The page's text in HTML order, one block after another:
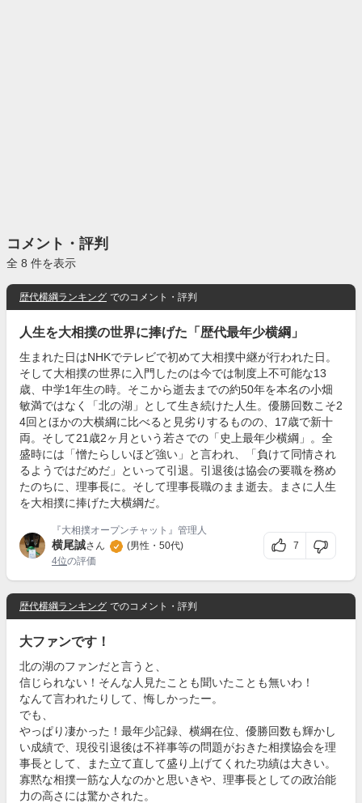
コメント・評判
全 8 件を表示
歴代横綱ランキング でのコメント・評判
人生を大相撲の世界に捧げた「歴代最年少横綱」
生まれた日はNHKでテレビで初めて大相撲中継が行われた日。
そして大相撲の世界に入門したのは今では制度上不可能な13
歳、中学1年生の時。そこから逝去までの約50年を本名の小畑
敏満ではなく「北の湖」として生き続けた人生。優勝回数こそ2
4回とほかの大横綱に比べると見劣りするものの、17歳で新十
両。そして21歳2ヶ月という若さでの「史上最年少横綱」。全
盛時には「憎たらしいほど強い」と言われ、「負けて同情され
るようではだめだ」といって引退。引退後は協会の要職を務め
たのちに、理事長に。そして理事長職のまま逝去。まさに人生
を大相撲に捧げた大横綱だ。
『大相撲オープンチャット』管理人
横尾誠さん
(男性・50代)
4位の評価
7
歴代横綱ランキング でのコメント・評判
大ファンです！
北の湖のファンだと言うと、
信じられない！そんな人見たことも聞いたことも無いわ！
なんて言われたりして、悔しかったー。
でも、
やっぱり凄かった！最年少記録、横綱在位、優勝回数も輝かし
い成績で、現役引退後は不祥事等の問題がおきた相撲協会を理
事長として、また立て直して盛り上げてくれた功績は大きい。
寡黙な相撲一筋な人なのかと思いきや、理事長としての政治能
力の高さには驚かされた。